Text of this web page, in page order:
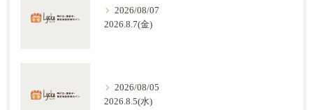
2026/08/07
2026.8.7(金)
2026/08/05
2026.8.5(水)